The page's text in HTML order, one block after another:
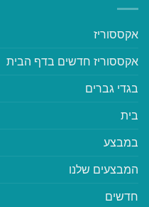
אקססוריז
אקססוריז חדשים בדף הבית
בגדי גברים
בית
במבצע
המבצעים שלנו
חדשים